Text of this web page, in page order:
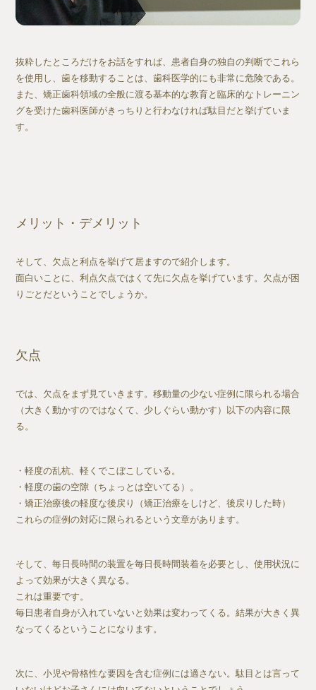
抜粋したところだけをお話をすれば、患者自身の独自の判断でこれら
を使用し、歯を移動することは、歯科医学的にも非常に危険である。
また、矯正歯科領域の全般に渡る基本的な教育と臨床的なトレーニン
グを受けた歯科医師がきっちりと行わなければ駄目だと挙げていま
す。
メリット・デメリット
そして、欠点と利点を挙げて居ますので紹介します。
面白いことに、利点欠点ではくて先に欠点を挙げています。欠点が困
りごとだということでしょうか。
欠点
では、欠点をまず見ていきます。移動量の少ない症例に限られる場合
（大きく動かすのではなくて、少しぐらい動かす）以下の内容に限
る。
・軽度の乱杭、軽くでこぼこしている。
・軽度の歯の空隙（ちょっとは空いてる）。
・矯正治療後の軽度な後戻り（矯正治療をしけど、後戻りした時）
これらの症例の対応に限られるという文章があります。
そして、毎日長時間の装置を毎日長時間装着を必要とし、使用状況に
よって効果が大きく異なる。
これは重要です。
毎日患者自身が入れていないと効果は変わってくる。結果が大きく異
なってくるということになります。
次に、小児や骨格性な要因を含む症例には適さない。駄目とは言って